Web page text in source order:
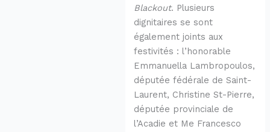
Blackout. Plusieurs
dignitaires se sont
également joints aux
festivités : l’honorable
Emmanuella Lambropoulos,
députée fédérale de Saint-
Laurent, Christine St-Pierre,
députée provinciale de
l’Acadie et Me Francesco